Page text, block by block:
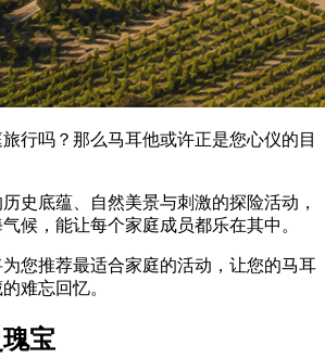
行吗？那么马耳他或许正是您心仪的目
史底蕴、自然美景与刺激的探险活动，
候，能让每个家庭成员都乐在其中。
您推荐最适合家庭的活动，让您的马耳
难忘回忆。
宝